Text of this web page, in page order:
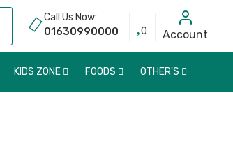
Call Us Now:
01630990000 0 Account
KIDS ZONE FOODS OTHER'S